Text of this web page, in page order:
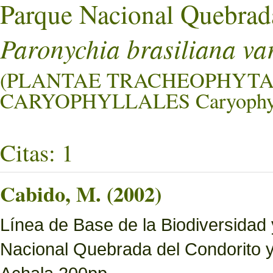
Parque Nacional
Paronychia brasiliana
(PLANTAE
CARYOPHYLLALES
Citas: 1
Cabido, M. (2002)
Línea de Base de la
Nacional Quebrada del Condorito